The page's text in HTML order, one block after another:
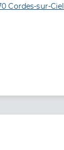
Cordes-sur-Ciel